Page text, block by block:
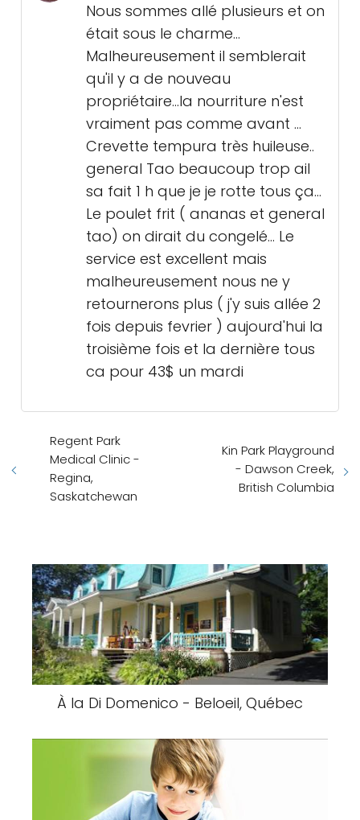
Nous sommes allé plusieurs et on
était sous le charme...
Malheureusement il semblerait
qu'il y a de nouveau
propriétaire...la nourriture n'est
vraiment pas comme avant ...
Crevette tempura très huileuse..
general Tao beaucoup trop ail
sa fait 1 h que je je rotte tous ça...
Le poulet frit ( ananas et general
tao) on dirait du congelé... Le
service est excellent mais
malheureusement nous ne y
retournerons plus ( j'y suis allée 2
fois depuis fevrier ) aujourd'hui la
troisième fois et la dernière tous
ca pour 43$ un mardi
Regent Park
Medical Clinic -
Regina,
Saskatchewan
Kin Park Playground
- Dawson Creek,
British Columbia
À la Di Domenico - Beloeil, Québec